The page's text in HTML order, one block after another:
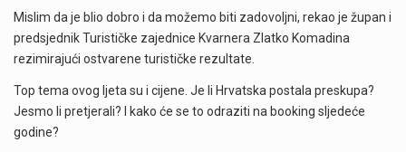
Mislim da je blio dobro i da možemo biti zadovoljni, rekao je župan i
predsjednik Turističke zajednice Kvarnera Zlatko Komadina
rezimirajući ostvarene turističke rezultate.
Top tema ovog ljeta su i cijene. Je li Hrvatska postala preskupa?
Jesmo li pretjerali? I kako će se to odraziti na booking sljedeće
godine?